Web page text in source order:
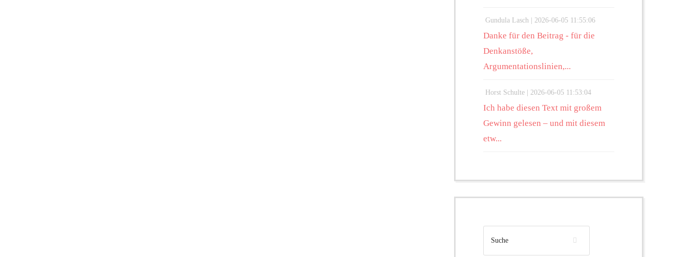
Gundula Lasch | 2026-06-05 11:55:06
Danke für den Beitrag - für die
Denkanstöße,
Argumentationslinien,...
Horst Schulte | 2026-06-05 11:53:04
Ich habe diesen Text mit großem
Gewinn gelesen – und mit diesem
etw...